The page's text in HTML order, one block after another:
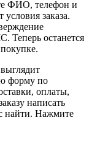
ФИО, телефон и
заказа.
Теперь останется
форму по
оплаты,
написать
найти. Нажмите